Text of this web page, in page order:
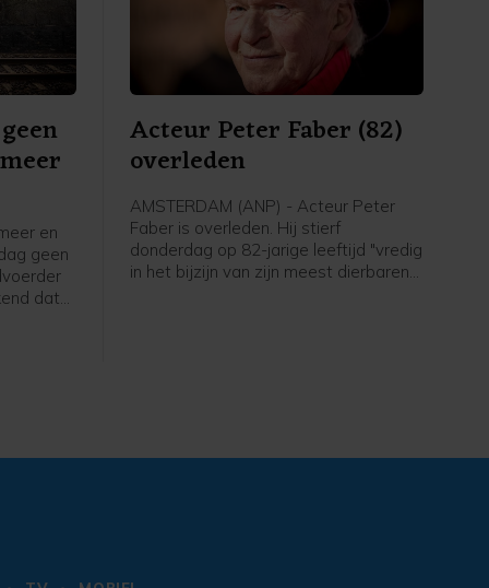
en
geen
dat
Acteur Peter Faber (82)
overleden
AMSTERDAM (ANP) - Acteur Peter
Faber is overleden. Hij stierf
donderdag op 82-jarige leeftijd "vredig
in het bijzijn van zijn meest dierbaren",